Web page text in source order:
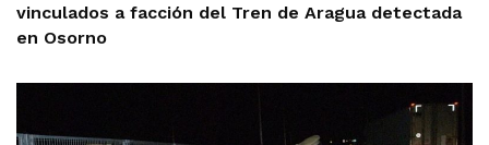
vinculados a facción del Tren de Aragua detectada
en Osorno